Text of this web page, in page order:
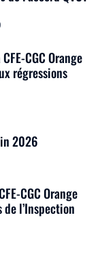
CGC Orange
régressions
2026
CGC Orange
l’Inspection